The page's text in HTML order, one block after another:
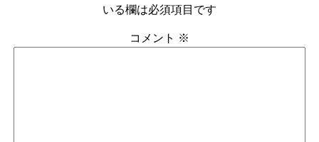
いる欄は必須項目です
コメント ※